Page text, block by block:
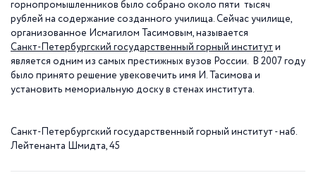
горнопромышленников было собрано около пяти тысяч
рублей на содержание созданного училища. Сейчас училище,
организованное Исмагилом Тасимовым, называется
Санкт-Петербургский государственный горный институт и
является одним из самых престижных вузов России. В 2007 году
было принято решение увековечить имя И. Тасимова и
установить мемориальную доску в стенах института.
Санкт-Петербургский государственный горный институт - наб.
Лейтенанта Шмидта, 45